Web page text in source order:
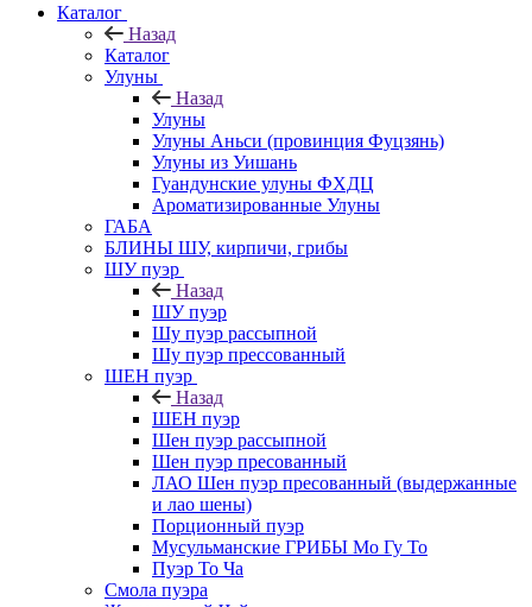
Каталог
Назад
Каталог
Улуны
Назад
Улуны
Улуны Аньси (провинция Фуцзянь)
Улуны из Уишань
Гуандунские улуны ФХДЦ
Ароматизированные Улуны
ГАБА
БЛИНЫ ШУ, кирпичи, грибы
ШУ пуэр
Назад
ШУ пуэр
Шу пуэр рассыпной
Шу пуэр прессованный
ШЕН пуэр
Назад
ШЕН пуэр
Шен пуэр рассыпной
Шен пуэр пресованный
ЛАО Шен пуэр пресованный (выдержанные
и лао шены)
Порционный пуэр
Мусульманские ГРИБЫ Мо Гу То
Пуэр То Ча
Смола пуэра